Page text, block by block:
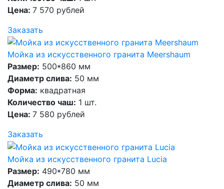
Цена: 7 570 рублей
Заказать
Мойка из искусственного гранита Meershaum
Размер: 500*860 мм
Диаметр слива: 50 мм
Форма: квадратная
Количество чаш: 1 шт.
Цена: 7 580 рублей
Заказать
Мойка из искусственного гранита Lucia
Размер: 490*780 мм
Диаметр слива: 50 мм